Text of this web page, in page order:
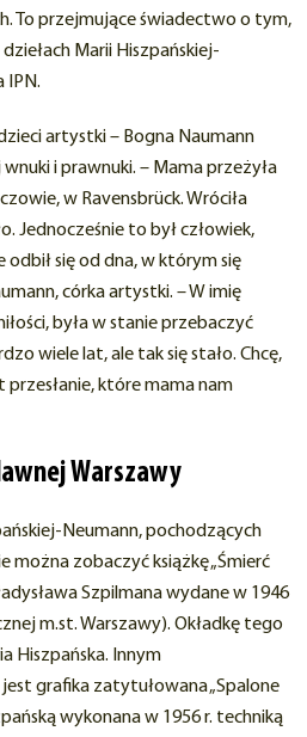
To przejmujące świadectwo o tym,
Marii Hiszpańskiej-
IPN.
artystki – Bogna Naumann
i prawnuki. – Mama przeżyła
w Ravensbrück. Wróciła
Jednocześnie to był człowiek,
się od dna, w którym się
córka artystki. – W imię
była w stanie przebaczyć
wiele lat, ale tak się stało. Chcę,
które mama nam
Warszawy
Neumann, pochodzących
można zobaczyć książkę „Śmierć
Szpilmana wydane w 1946
m.st. Warszawy). Okładkę tego
Hiszpańska. Innym
grafika zatytułowana „Spalone
wykonana w 1956 r. techniką